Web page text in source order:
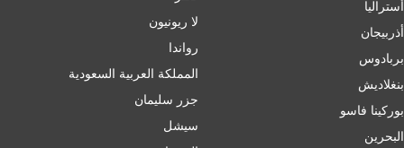
أسترالیا
أذربيجان
بربادوس
بنغلاديش
بورکینا فاسو
البحرين
لا ريونيون
رواندا
المملكة العربية السعودية
جزر سليمان
سيشل